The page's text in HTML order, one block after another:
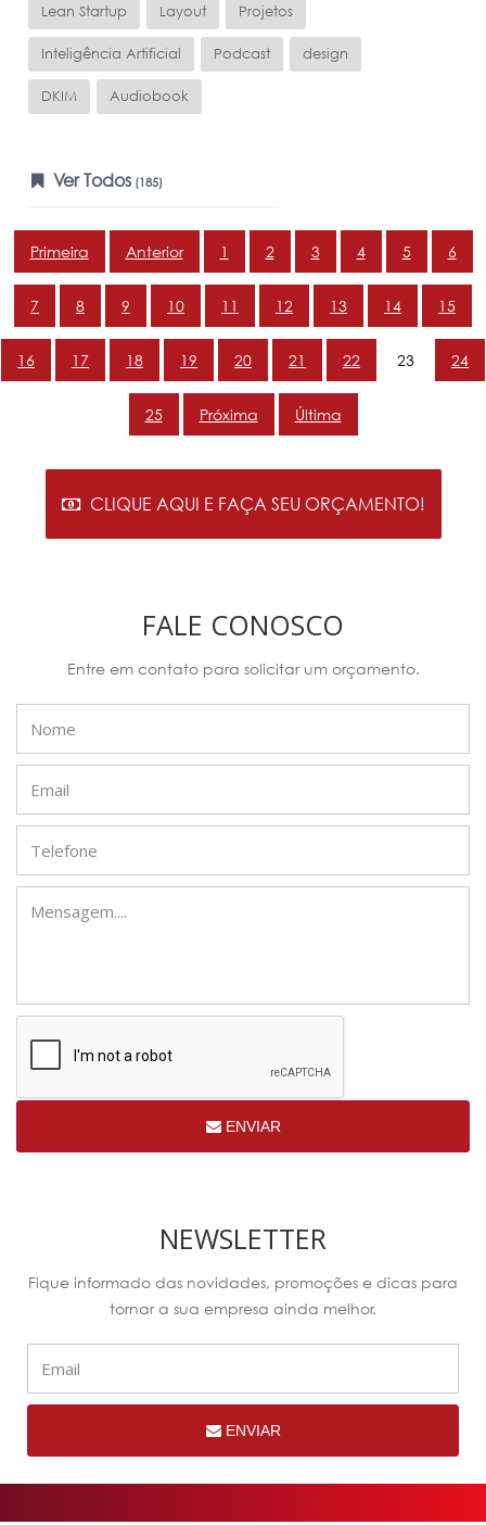
Lean Startup Layout Projetos
Inteligência Artificial Podcast design
DKIM Audiobook
Ver Todos (185)
Primeira Anterior 1 2 3 4 5 6
7 8 9 10 11 12 13 14 15
16 17 18 19 20 21 22 23 24
25 Próxima Última
CLIQUE AQUI E FAÇA SEU ORÇAMENTO!
FALE CONOSCO
Entre em contato para solicitar um orçamento.
ENVIAR
NEWSLETTER
Fique informado das novidades, promoções e dicas para
tornar a sua empresa ainda melhor.
ENVIAR